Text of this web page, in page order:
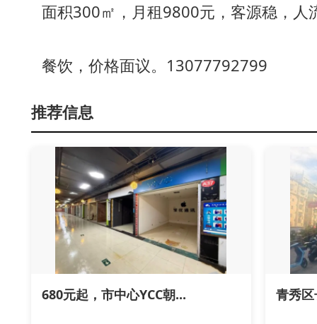
面积300㎡，月租9800元，客源稳，人
餐饮，价格面议。13077792799
推荐信息
680元起，市中心YCC朝... 青秀